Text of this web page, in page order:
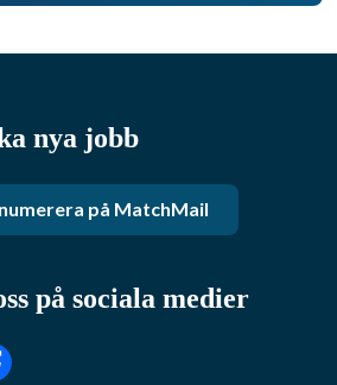
nya jobb
på MatchMail
på sociala medier